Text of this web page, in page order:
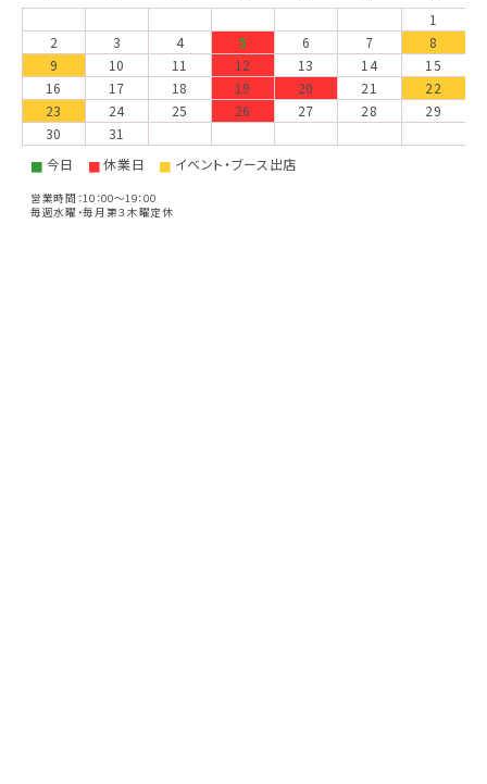
1
2
3 4 5 6 7
8
9
10 11 12 13 14
15
16
17 18 19 20 21
22
23
24 25 26 27 28
29
30
31
■ 今日 ■休業日 ■ イベント・ブース出店
営業時間：10：00～19：00
毎週水曜・毎月第３木曜定休